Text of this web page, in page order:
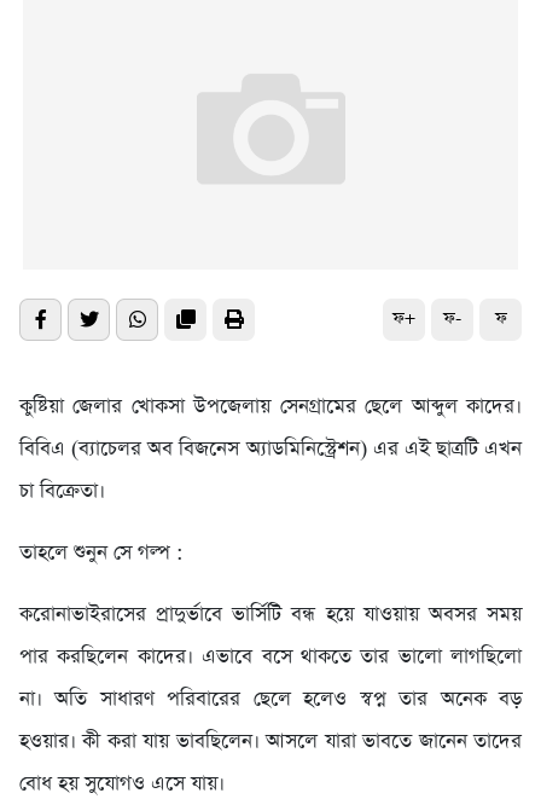
ফ+ ফ- ফ
কুষ্টিয়া জেলার খোকসা উপজেলায় সেনগ্রামের ছেলে আব্দুল কাদের।
বিবিএ (ব্যাচেলর অব বিজনেস অ্যাডমিনিস্ট্রেশন) এর এই ছাত্রটি এখন
চা বিক্রেতা।
তাহলে শুনুন সে গল্প :
করোনাভাইরাসের প্রাদুর্ভাবে ভার্সিটি বন্ধ হয়ে যাওয়ায় অবসর সময়
পার করছিলেন কাদের। এভাবে বসে থাকতে তার ভালো লাগছিলো
না। অতি সাধারণ পরিবারের ছেলে হলেও স্বপ্ন তার অনেক বড়
হওয়ার। কী করা যায় ভাবছিলেন। আসলে যারা ভাবতে জানেন তাদের
বোধ হয় সুযোগও এসে যায়।